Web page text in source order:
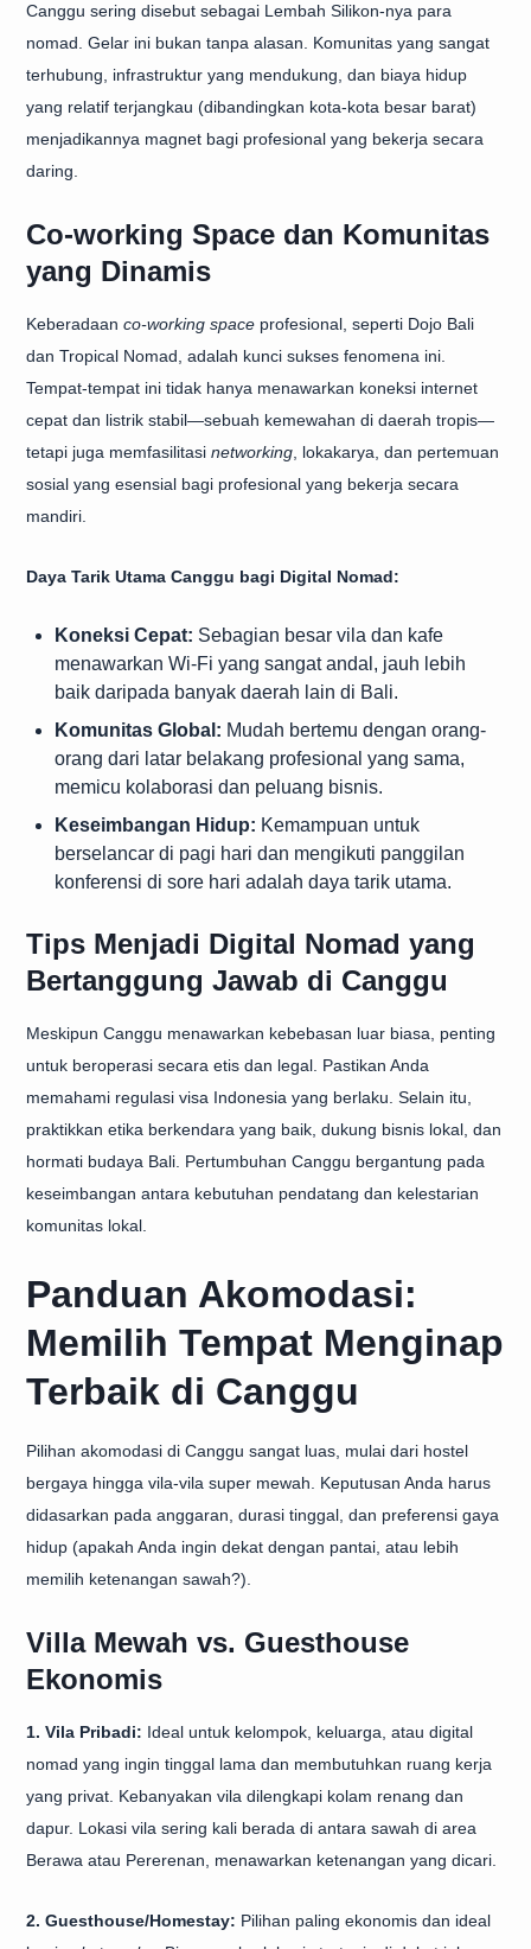
Canggu sering disebut sebagai Lembah Silikon-nya para
nomad. Gelar ini bukan tanpa alasan. Komunitas yang sangat
terhubung, infrastruktur yang mendukung, dan biaya hidup
yang relatif terjangkau (dibandingkan kota-kota besar barat)
menjadikannya magnet bagi profesional yang bekerja secara
daring.
Co-working Space dan Komunitas
yang Dinamis
Keberadaan co-working space profesional, seperti Dojo Bali
dan Tropical Nomad, adalah kunci sukses fenomena ini.
Tempat-tempat ini tidak hanya menawarkan koneksi internet
cepat dan listrik stabil—sebuah kemewahan di daerah tropis—
tetapi juga memfasilitasi networking , lokakarya, dan pertemuan
sosial yang esensial bagi profesional yang bekerja secara
mandiri.
Daya Tarik Utama Canggu bagi Digital Nomad:
Koneksi Cepat: Sebagian besar vila dan kafe
menawarkan Wi-Fi yang sangat andal, jauh lebih
baik daripada banyak daerah lain di Bali.
Komunitas Global: Mudah bertemu dengan orang-
orang dari latar belakang profesional yang sama,
memicu kolaborasi dan peluang bisnis.
Keseimbangan Hidup: Kemampuan untuk
berselancar di pagi hari dan mengikuti panggilan
konferensi di sore hari adalah daya tarik utama.
Tips Menjadi Digital Nomad yang
Bertanggung Jawab di Canggu
Meskipun Canggu menawarkan kebebasan luar biasa, penting
untuk beroperasi secara etis dan legal. Pastikan Anda
memahami regulasi visa Indonesia yang berlaku. Selain itu,
praktikkan etika berkendara yang baik, dukung bisnis lokal, dan
hormati budaya Bali. Pertumbuhan Canggu bergantung pada
keseimbangan antara kebutuhan pendatang dan kelestarian
komunitas lokal.
Panduan Akomodasi:
Memilih Tempat Menginap
Terbaik di Canggu
Pilihan akomodasi di Canggu sangat luas, mulai dari hostel
bergaya hingga vila-vila super mewah. Keputusan Anda harus
didasarkan pada anggaran, durasi tinggal, dan preferensi gaya
hidup (apakah Anda ingin dekat dengan pantai, atau lebih
memilih ketenangan sawah?).
Villa Mewah vs. Guesthouse
Ekonomis
1. Vila Pribadi: Ideal untuk kelompok, keluarga, atau digital
nomad yang ingin tinggal lama dan membutuhkan ruang kerja
yang privat. Kebanyakan vila dilengkapi kolam renang dan
dapur. Lokasi vila sering kali berada di antara sawah di area
Berawa atau Pererenan, menawarkan ketenangan yang dicari.
2. Guesthouse/Homestay: Pilihan paling ekonomis dan ideal